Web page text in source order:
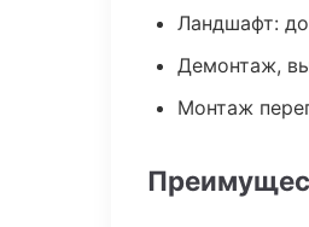
Ландшафт:
Демонтаж,
Монтаж